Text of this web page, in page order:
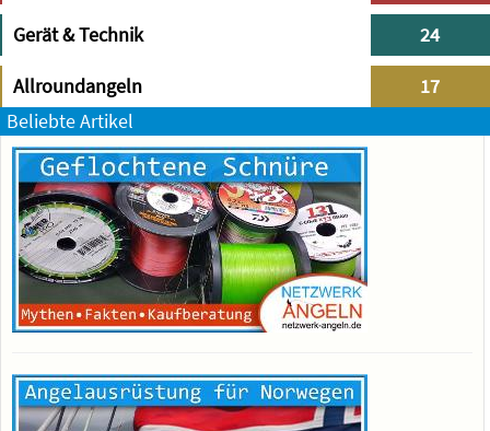
Gerät & Technik 24
Allroundangeln
17
Beliebte Artikel